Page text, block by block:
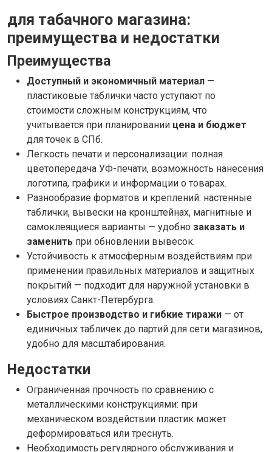
для табачного магазина:
преимущества и недостатки
Преимущества
Доступный и экономичный материал —
пластиковые таблички часто уступают по
стоимости сложным конструкциям, что
учитывается при планировании цена и бюджет
для точек в СПб.
Легкость печати и персонализации: полная
цветопередача УФ-печати, возможность нанесения
логотипа, графики и информации о товарах.
Разнообразие форматов и креплений: настенные
таблички, вывески на кронштейнах, магнитные и
самоклеящиеся варианты — удобно заказать и
заменить при обновлении вывесок.
Устойчивость к атмосферным воздействиям при
применении правильных материалов и защитных
покрытий — подходит для наружной установки в
условиях Санкт-Петербурга.
Быстрое производство и гибкие тиражи — от
единичных табличек до партий для сети магазинов,
удобно для масштабирования.
Недостатки
Ограниченная прочность по сравнению с
металлическими конструкциями: при
механическом воздействии пластик может
деформироваться или треснуть.
Необходимость регулярного обслуживания и